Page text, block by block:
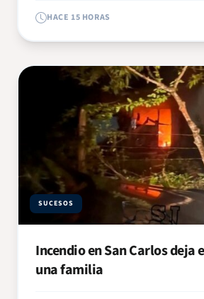
HACE 15 HORAS
SUCESOS
Incendio en San Carlos deja
una familia